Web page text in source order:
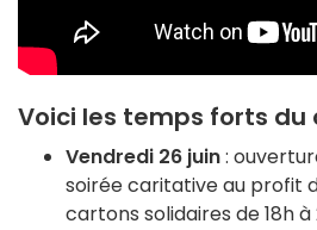
Voici les temps forts du
Vendredi 26 juin:
soirée caritative au profit
cartons solidaires de 18h à